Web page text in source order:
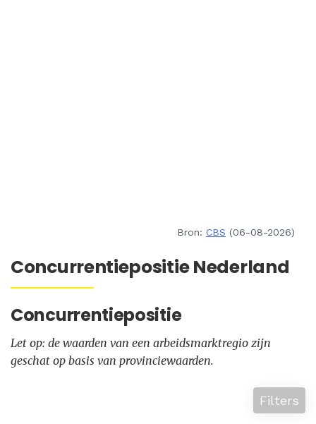
Bron: CBS (06-08-2026)
Concurrentiepositie Nederland
Concurrentiepositie
Let op: de waarden van een arbeidsmarktregio zijn
geschat op basis van provinciewaarden.
Filters